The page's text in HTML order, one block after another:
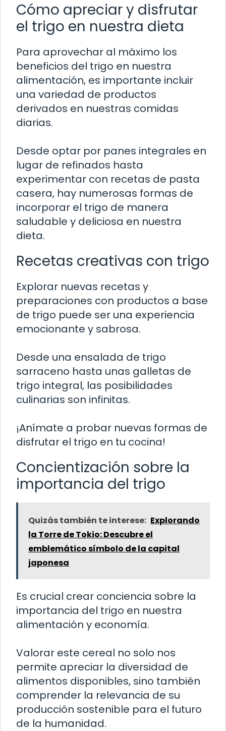
Cómo apreciar y disfrutar
el trigo en nuestra dieta
Para aprovechar al máximo los
beneficios del trigo en nuestra
alimentación, es importante incluir
una variedad de productos
derivados en nuestras comidas
diarias.
Desde optar por panes integrales en
lugar de refinados hasta
experimentar con recetas de pasta
casera, hay numerosas formas de
incorporar el trigo de manera
saludable y deliciosa en nuestra
dieta.
Recetas creativas con trigo
Explorar nuevas recetas y
preparaciones con productos a base
de trigo puede ser una experiencia
emocionante y sabrosa.
Desde una ensalada de trigo
sarraceno hasta unas galletas de
trigo integral, las posibilidades
culinarias son infinitas.
¡Anímate a probar nuevas formas de
disfrutar el trigo en tu cocina!
Concientización sobre la
importancia del trigo
Quizás también te interese: Explorando
la Torre de Tokio: Descubre el
emblemático símbolo de la capital
japonesa
Es crucial crear conciencia sobre la
importancia del trigo en nuestra
alimentación y economía.
Valorar este cereal no solo nos
permite apreciar la diversidad de
alimentos disponibles, sino también
comprender la relevancia de su
producción sostenible para el futuro
de la humanidad.